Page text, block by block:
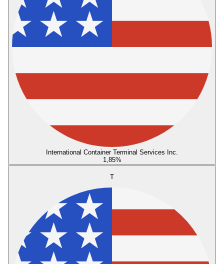
International Container Terminal Services Inc.
1,85%
T